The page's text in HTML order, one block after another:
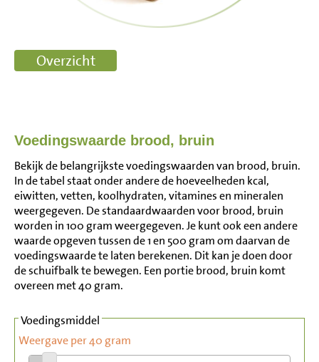
Voedingswaarde brood, bruin
Bekijk de belangrijkste voedingswaarden van brood, bruin.
In de tabel staat onder andere de hoeveelheden kcal,
eiwitten, vetten, koolhydraten, vitamines en mineralen
weergegeven. De standaardwaarden voor brood, bruin
worden in 100 gram weergegeven. Je kunt ook een andere
waarde opgeven tussen de 1 en 500 gram om daarvan de
voedingswaarde te laten berekenen. Dit kan je doen door
de schuifbalk te bewegen. Een portie brood, bruin komt
overeen met 40 gram.
Voedingsmiddel
Weergave per 40 gram